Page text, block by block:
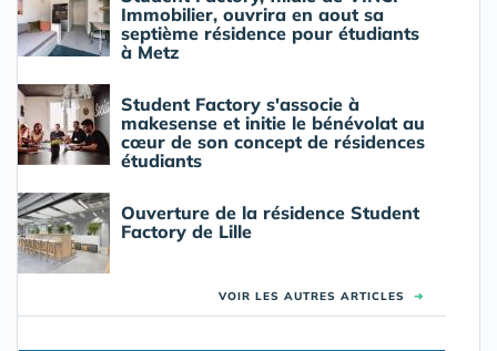
Immobilier, ouvrira en aout sa
septième résidence pour étudiants
à Metz
Student Factory s'associe à
makesense et initie le bénévolat au
cœur de son concept de résidences
étudiants
Ouverture de la résidence Student
Factory de Lille
VOIR LES AUTRES ARTICLES ➜